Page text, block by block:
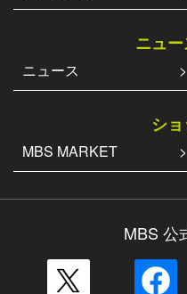
ニュ
ニュース
シ
MBS MARKET
MBS 公